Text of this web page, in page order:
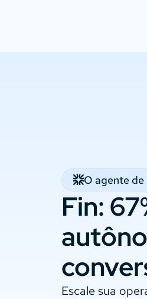
O agente de
Fin:
Escale sua